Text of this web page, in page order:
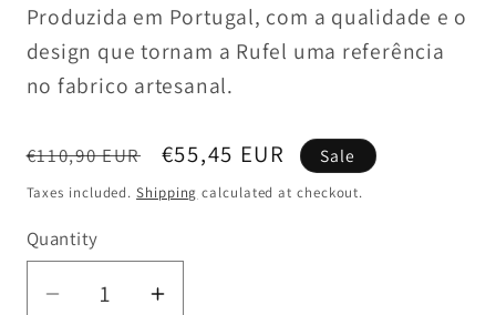
Produzida em Portugal, com a qualidade e o
design que tornam a Rufel uma referência
no fabrico artesanal.
Regular
price
€110,90 EUR
Sale
price
€55,45 EUR Sale
Taxes included.Shipping calculated at checkout.
Quantity
DecreaseIncrease